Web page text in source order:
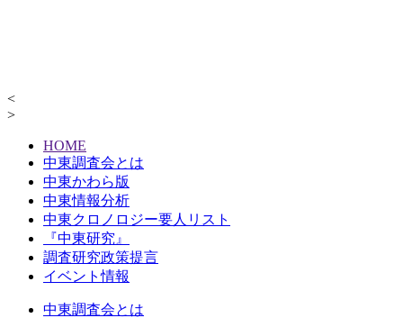
<
>
HOME
中東調査会とは
中東かわら版
中東情報分析
中東クロノロジー要人リスト
『中東研究』
調査研究政策提言
イベント情報
中東調査会とは